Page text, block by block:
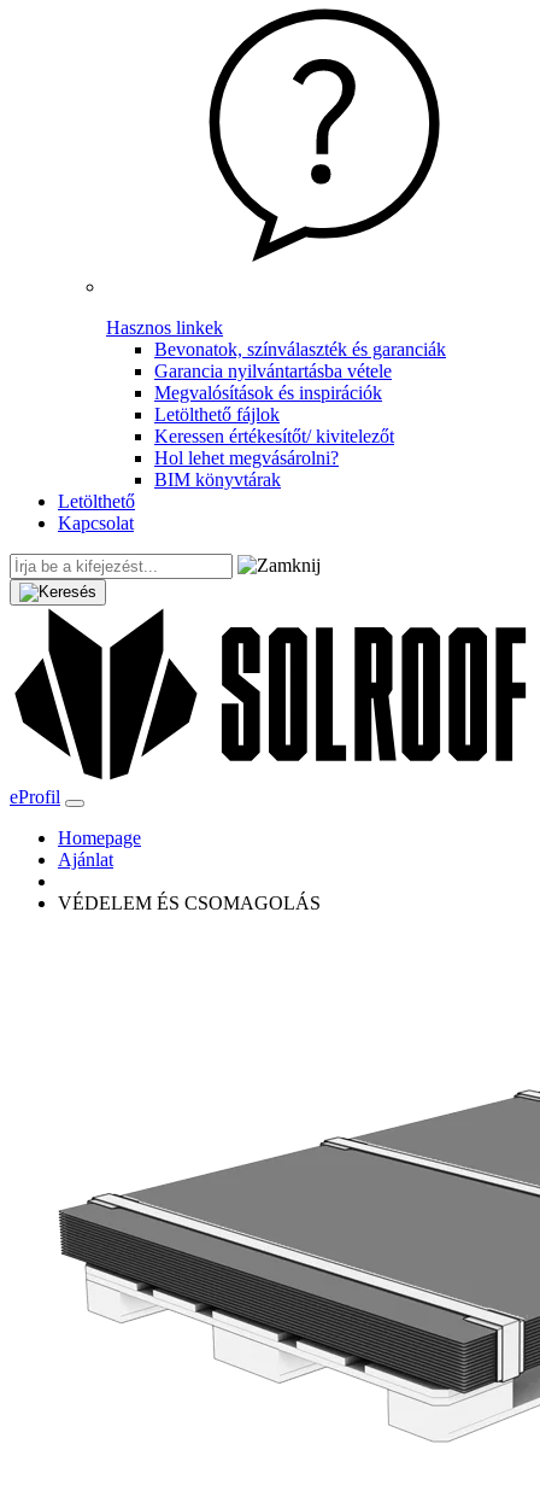
Hasznos linkek
Bevonatok, színválaszték és garanciák
Garancia nyilvántartásba vétele
Megvalósítások és inspirációk
Letölthető fájlok
Keressen értékesítőt/ kivitelezőt
Hol lehet megvásárolni?
BIM könyvtárak
Letölthető
Kapcsolat
eProfil
Homepage
Ajánlat
VÉDELEM ÉS CSOMAGOLÁS